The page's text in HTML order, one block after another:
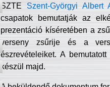
SZTE Szent-Györgyi Albert
csapatok bemutatják az
prezentáció kíséretében a
verseny zsűrije és a
észrevételeiket. A
készül majd.